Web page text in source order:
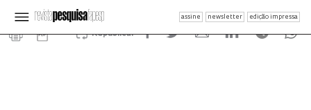
assine newsletter edição impressa
Republicar